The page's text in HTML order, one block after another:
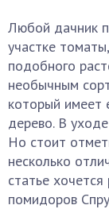
Любой дачник
участке
подобного
необычным
который
дерево. В
Но стоит
несколько
статье
помидоров